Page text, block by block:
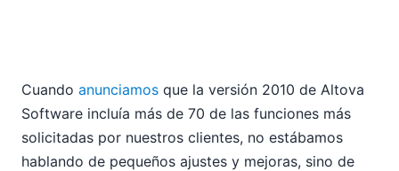
Cuando anunciamos que la versión 2010 de Altova
Software incluía más de 70 de las funciones más
solicitadas por nuestros clientes, no estábamos
hablando de pequeños ajustes y mejoras, sino de